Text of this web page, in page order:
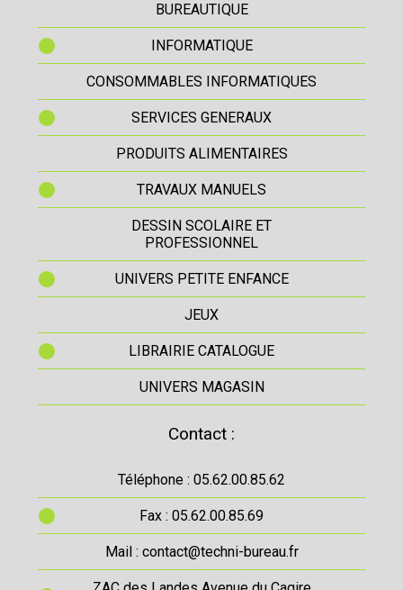
BUREAUTIQUE
INFORMATIQUE
CONSOMMABLES INFORMATIQUES
SERVICES GENERAUX
PRODUITS ALIMENTAIRES
TRAVAUX MANUELS
DESSIN SCOLAIRE ET
PROFESSIONNEL
UNIVERS PETITE ENFANCE
JEUX
LIBRAIRIE CATALOGUE
UNIVERS MAGASIN
Contact :
Téléphone : 05.62.00.85.62
Fax : 05.62.00.85.69
Mail : contact@techni-bureau.fr